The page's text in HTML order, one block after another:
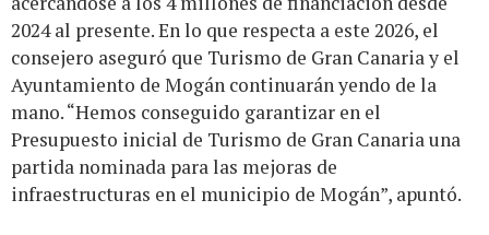
2024 al presente. En lo que respecta a este 2026, el
consejero aseguró que Turismo de Gran Canaria y el
Ayuntamiento de Mogán continuarán yendo de la
mano. “Hemos conseguido garantizar en el
Presupuesto inicial de Turismo de Gran Canaria una
partida nominada para las mejoras de
infraestructuras en el municipio de Mogán”, apuntó.